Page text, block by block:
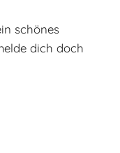
schönes
dich doch